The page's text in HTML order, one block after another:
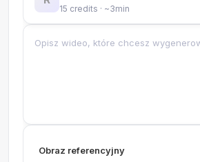
15 credits · ~3min
Obraz referencyjny